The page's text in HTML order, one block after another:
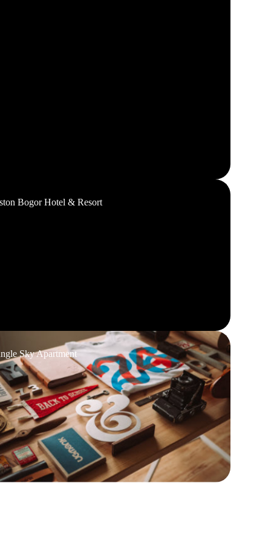
Bogor Hotel & Resort
Sky Apartment